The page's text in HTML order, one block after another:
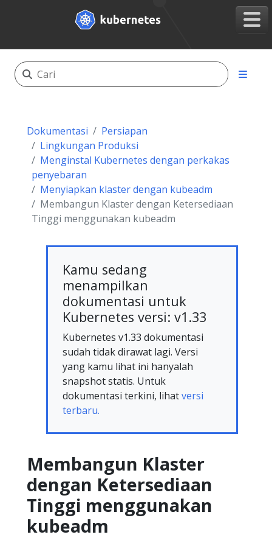
Dokumentasi
Persiapan
Lingkungan Produksi
Menginstal Kubernetes dengan perkakas
penyebaran
Menyiapkan klaster dengan kubeadm
Membangun Klaster dengan Ketersediaan
Tinggi menggunakan kubeadm
Kamu sedang
menampilkan
dokumentasi untuk
Kubernetes versi: v1.33
Kubernetes v1.33 dokumentasi
sudah tidak dirawat lagi. Versi
yang kamu lihat ini hanyalah
snapshot statis. Untuk
dokumentasi terkini, lihatversi
terbaru.
Membangun Klaster
dengan Ketersediaan
Tinggi menggunakan
kubeadm